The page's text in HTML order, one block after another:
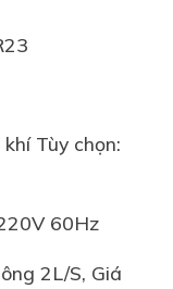
Tùy chọn:
60Hz
2L/S, Giá